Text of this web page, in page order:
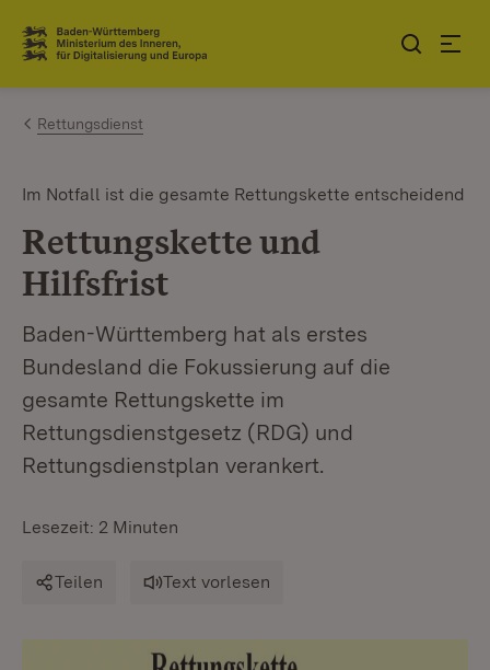
Zum Inhalt springen
Link zur Startseite
Rettungsdienst
Im Notfall ist die gesamte Rettungskette entscheidend
Rettungskette und
Hilfsfrist
Baden-Württemberg hat als erstes
Bundesland die Fokussierung auf die
gesamte Rettungskette im
Rettungsdienstgesetz (RDG) und
Rettungsdienstplan verankert.
Lesezeit: 2 Minuten
Teilen Text vorlesen